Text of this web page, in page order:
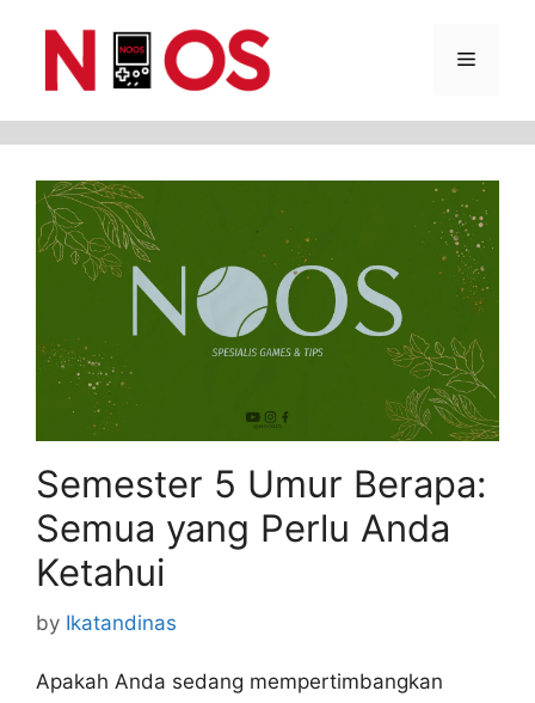
Menu
Semester 5 Umur Berapa:
Semua yang Perlu Anda
Ketahui
by Ikatandinas
Apakah Anda sedang mempertimbangkan